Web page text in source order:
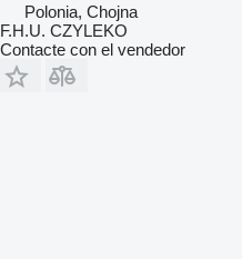
Polonia, Chojna
F.H.U. CZYLEKO
Contacte con el vendedor